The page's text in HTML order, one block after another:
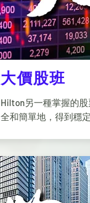
大價股班
Hilton另一種掌握的
全和簡單地，得到穩